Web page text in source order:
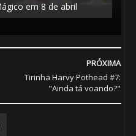
em 8 de abril
PRÓXIMA
Tirinha Harvy Pothead #7:
"Ainda tá voando?"